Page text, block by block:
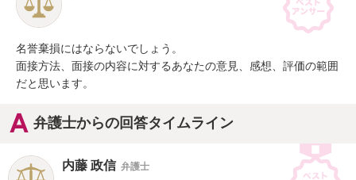
名誉棄損にはならないでしょう。
面接方法、面接の内容に対するあなたの意見、感想、評価の範囲
だと思います。
弁護士からの回答タイムライン
内藤 政信 弁護士